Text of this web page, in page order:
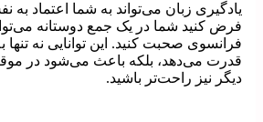
یادگیری زبان می‌تواند به شما اعتماد به
فرض کنید شما در یک جمع دوستانه
فرانسوی صحبت کنید. این توانایی نه
قدرت می‌دهد، بلکه باعث می‌شود در
دیگر نیز راحت‌تر باشید.